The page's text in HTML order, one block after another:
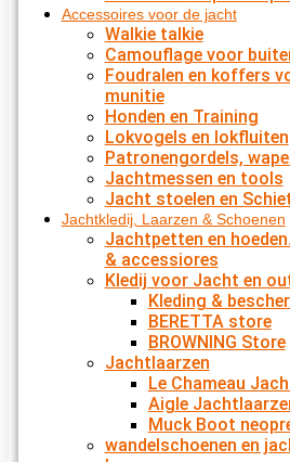
Accessoires voor de jacht
Walkie talkie
Camouflage voor
Foudralen en koffers
munitie
Honden en Training
Lokvogels en lokfluiten
Patronengordels,
Jachtmessen en tools
Jacht stoelen en
Jachtkledij, Laarzen & Schoenen
Jachtpetten en
& accessiores
Kledij voor Jacht en
Kleding &
BERETTA store
BROWNING Store
Jachtlaarzen
Le Chameau
Aigle
Muck Boot
wandelschoenen en